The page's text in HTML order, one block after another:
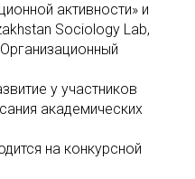
активности» и
Sociology Lab,
у участников
академических
на конкурсной